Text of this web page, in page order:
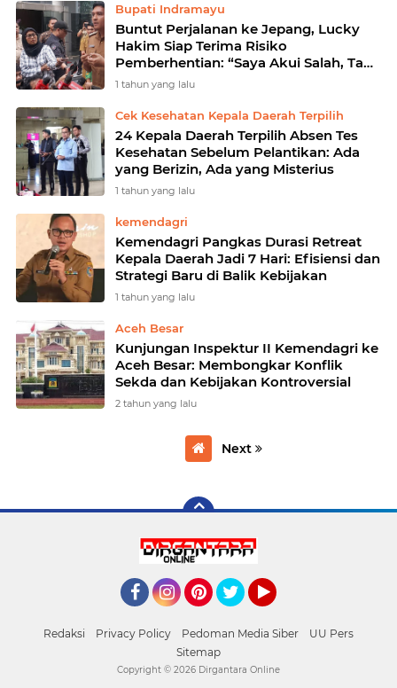
Bupati Indramayu
Buntut Perjalanan ke Jepang, Lucky
Hakim Siap Terima Risiko
Pemberhentian: “Saya Akui Salah, Tapi
Tak Berniat Bolos”
1 tahun yang lalu
Cek Kesehatan Kepala Daerah Terpilih
24 Kepala Daerah Terpilih Absen Tes
Kesehatan Sebelum Pelantikan: Ada
yang Berizin, Ada yang Misterius
1 tahun yang lalu
kemendagri
Kemendagri Pangkas Durasi Retreat
Kepala Daerah Jadi 7 Hari: Efisiensi dan
Strategi Baru di Balik Kebijakan
1 tahun yang lalu
Aceh Besar
Kunjungan Inspektur II Kemendagri ke
Aceh Besar: Membongkar Konflik
Sekda dan Kebijakan Kontroversial
2 tahun yang lalu
Next
Redaksi Privacy Policy Pedoman Media Siber
UU Pers
Sitemap
Copyright © 2026 Dirgantara Online